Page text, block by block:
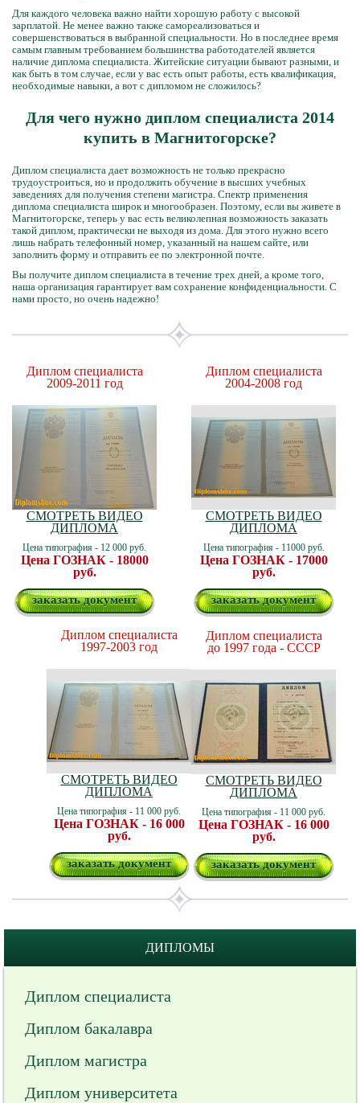
Для каждого человека важно найти хорошую работу с высокой
зарплатой. Не менее важно также самореализоваться и
совершенствоваться в выбранной специальности. Но в последнее время
самым главным требованием большинства работодателей является
наличие диплома специалиста. Житейские ситуации бывают разными, и
как быть в том случае, если у вас есть опыт работы, есть квалификация,
необходимые навыки, а вот с дипломом не сложилось?
Для чего нужно диплом специалиста 2014
купить в Магнитогорске?
Диплом специалиста дает возможность не только прекрасно
трудоустроиться, но и продолжить обучение в высших учебных
заведениях для получения степени магистра. Спектр применения
диплома специалиста широк и многообразен. Поэтому, если вы живете в
Магнитогорске, теперь у вас есть великолепная возможность заказать
такой диплом, практически не выходя из дома. Для этого нужно всего
лишь набрать телефонный номер, указанный на нашем сайте, или
заполнить форму и отправить ее по электронной почте.
Вы получите диплом специалиста в течение трех дней, а кроме того,
наша организация гарантирует вам сохранение конфиденциальности. С
нами просто, но очень надежно!
Диплом специалиста
2009-2011 год
СМОТРЕТЬ ВИДЕО
ДИПЛОМА
Цена типография - 12 000 руб.
Цена ГОЗНАК - 18000
руб.
заказать документ
Диплом специалиста
2004-2008 год
СМОТРЕТЬ ВИДЕО
ДИПЛОМА
Цена типография - 11000 руб.
Цена ГОЗНАК - 17000
руб.
заказать документ
Диплом специалиста
1997-2003 год
СМОТРЕТЬ ВИДЕО
ДИПЛОМА
Цена типография - 11 000 руб.
Цена ГОЗНАК - 16 000
руб.
заказать документ
Диплом специалиста
до 1997 года - СССР
СМОТРЕТЬ ВИДЕО
ДИПЛОМА
Цена типография - 11 000 руб.
Цена ГОЗНАК - 16 000
руб.
заказать документ
ДИПЛОМЫ
Диплом специалиста
Диплом бакалавра
Диплом магистра
Диплом университета